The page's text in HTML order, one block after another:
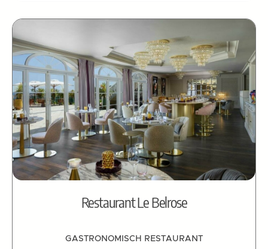
Restaurant Le Belrose
GASTRONOMISCH RESTAURANT